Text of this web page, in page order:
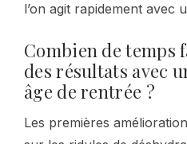
l’on agit rapidement avec
Combien de
des résultats avec
âge de rentrée ?
Les premières